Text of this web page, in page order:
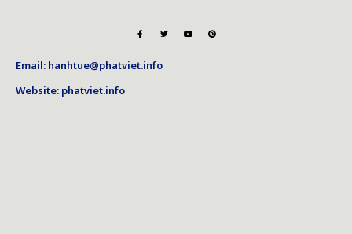
Email: hanhtue@phatviet.info
Website: phatviet.info